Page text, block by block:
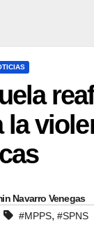
la
Navarro Venegas
#MPPS, #SPNS